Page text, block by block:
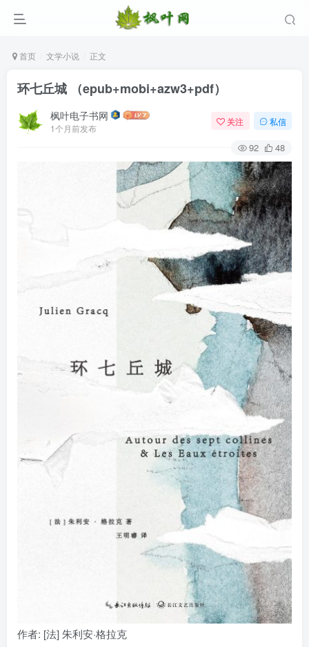
首页 文学小说 正文
环七丘城 （epub+mobi+azw3+pdf）
枫叶电子书网
1个月前发布
关注 私信
92 48
作者: [法] 朱利安·格拉克
用户名/手机号/邮箱
免密登录
登录
社交账号登录